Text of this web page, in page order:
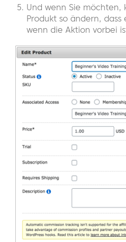
Und wenn Sie möchten,
Produkt so ändern,
wenn die Aktion vorbei